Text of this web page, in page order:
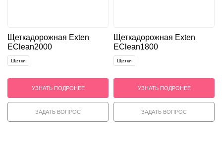
Щеткадорожная Exten
EClean2000
Щетки
УЗНАТЬ ПОДРОНЕЕ
ЗАДАТЬ ВОПРОС
Щеткадорожная Exten
EClean1800
Щетки
УЗНАТЬ ПОДРОНЕЕ
ЗАДАТЬ ВОПРОС